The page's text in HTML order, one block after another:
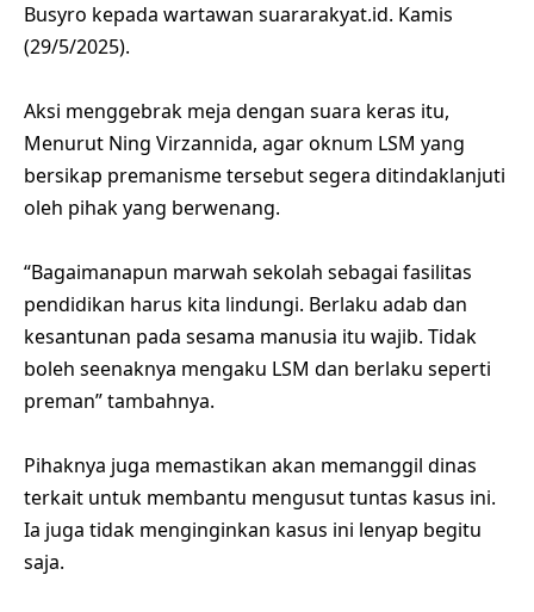
Busyro kepada wartawan suararakyat.id. Kamis
(29/5/2025).
Aksi menggebrak meja dengan suara keras itu,
Menurut Ning Virzannida, agar oknum LSM yang
bersikap premanisme tersebut segera ditindaklanjuti
oleh pihak yang berwenang.
“Bagaimanapun marwah sekolah sebagai fasilitas
pendidikan harus kita lindungi. Berlaku adab dan
kesantunan pada sesama manusia itu wajib. Tidak
boleh seenaknya mengaku LSM dan berlaku seperti
preman” tambahnya.
Pihaknya juga memastikan akan memanggil dinas
terkait untuk membantu mengusut tuntas kasus ini.
Ia juga tidak menginginkan kasus ini lenyap begitu
saja.